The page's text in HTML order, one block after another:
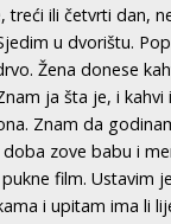
treći ili četvrti dan,
u dvorištu.
Žena donese
ja šta je, i kahvi
Znam da
zove babu i
film. Ustavim
i upitam ima li